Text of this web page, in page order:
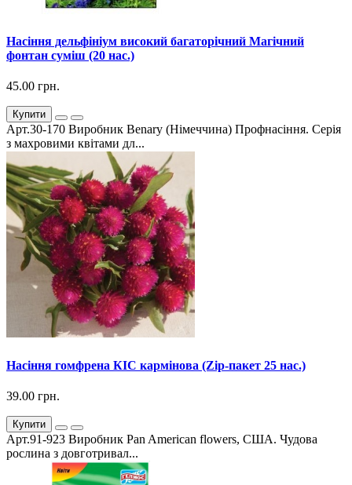
Насіння дельфініум високий багаторічний Магічний
фонтан суміш (20 нас.)
45.00 грн.
Купити
Арт.30-170 Виробник Benary (Німеччина) Профнасіння. Серія
з махровими квітами дл...
Насіння гомфрена КІС кармінова (Zip-пакет 25 нас.)
39.00 грн.
Купити
Арт.91-923 Виробник Pan American flowers, США. Чудова
рослина з довготривал...